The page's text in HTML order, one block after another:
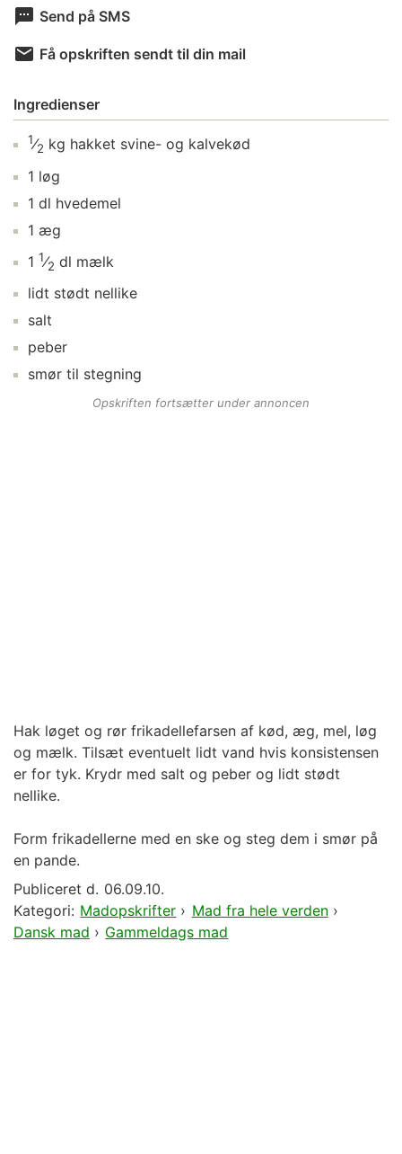
Send på SMS
Få opskriften sendt til din mail
Ingredienser
1⁄2 kg hakket svine- og kalvekød
1 løg
1 dl hvedemel
1 æg
1 1⁄2 dl mælk
lidt stødt nellike
salt
peber
smør til stegning
Opskriften fortsætter under annoncen
Hak løget og rør frikadellefarsen af kød, æg, mel, løg
og mælk. Tilsæt eventuelt lidt vand hvis konsistensen
er for tyk. Krydr med salt og peber og lidt stødt
nellike.
Form frikadellerne med en ske og steg dem i smør på
en pande.
Publiceret d. 06.09.10.
Kategori: Madopskrifter › Mad fra hele verden›
Dansk mad › Gammeldags mad